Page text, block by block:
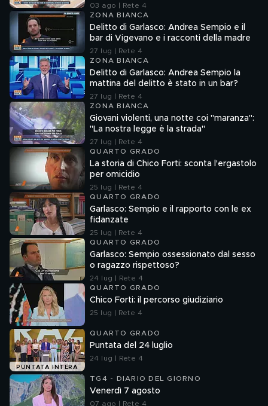
03 ago | Rete 4
ZONA BIANCA
Delitto di Garlasco: Andrea Sempio e il
bar di Vigevano e i racconti della madre
27 lug | Rete 4
ZONA BIANCA
Delitto di Garlasco: Andrea Sempio la
mattina del delitto è stato in un bar?
27 lug | Rete 4
ZONA BIANCA
Giovani violenti, una notte coi "maranza":
"La nostra legge è la strada"
27 lug | Rete 4
QUARTO GRADO
La storia di Chico Forti: sconta l'ergastolo
per omicidio
25 lug | Rete 4
QUARTO GRADO
Garlasco: Sempio e il rapporto con le ex
fidanzate
25 lug | Rete 4
QUARTO GRADO
Garlasco: Sempio ossessionato dal sesso
o ragazzo rispettoso?
24 lug | Rete 4
QUARTO GRADO
Chico Forti: il percorso giudiziario
25 lug | Rete 4
PUNTATA INTERA
QUARTO GRADO
Puntata del 24 luglio
24 lug | Rete 4
TG4 - DIARIO DEL GIORNO
Venerdì 7 agosto
07 ago | Rete 4